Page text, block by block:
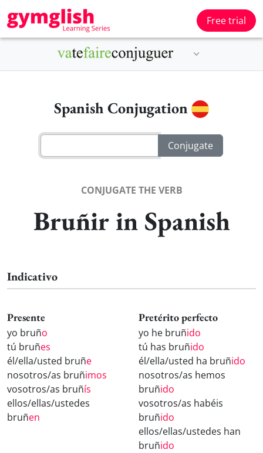
Free trial
Spanish Conjugation
CONJUGATE THE VERB
Bruñir in Spanish
Indicativo
Presente
yo bruño
tú bruñes
él/ella/usted bruñe
nosotros/as bruñimos
vosotros/as bruñís
ellos/ellas/ustedes
bruñen
Pretérito perfecto
yo he bruñido
tú has bruñido
él/ella/usted ha bruñido
nosotros/as hemos
bruñido
vosotros/as habéis
bruñido
ellos/ellas/ustedes han
bruñido